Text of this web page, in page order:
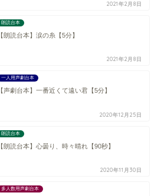
2021年2月8日
朗読台本
【朗読台本】涙の糸【5分】
2021年2月8日
一人用声劇台本
【声劇台本】一番近くて遠い君【5分】
2020年12月25日
朗読台本
【朗読台本】心曇り、時々晴れ【90秒】
2020年11月30日
多人数用声劇台本